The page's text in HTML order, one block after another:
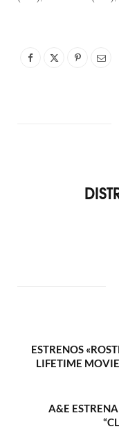
ESTRENOS
LIFETIME
A&E